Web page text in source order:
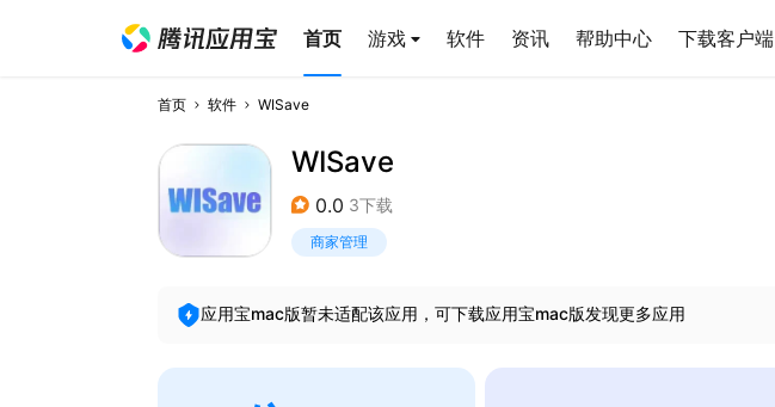
首页 游戏 软件 资讯 帮助中心 下载客户端
首页 软件 WISave
WISave
0.0 3下载
商家管理
应用宝mac版暂未适配该应用，可下载应用宝mac版发现更多应用